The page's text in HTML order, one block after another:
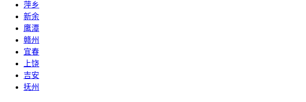
萍乡
新余
鹰潭
赣州
宜春
上饶
吉安
抚州